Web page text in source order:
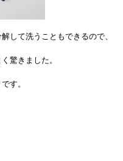
して洗うこともできるので、
驚きました。
す。